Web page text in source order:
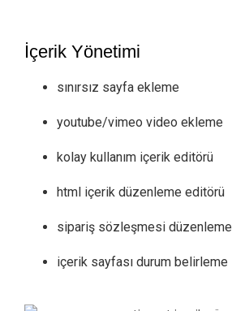
İçerik Yönetimi
sınırsız sayfa ekleme
youtube/vimeo video ekleme
kolay kullanım içerik editörü
html içerik düzenleme editörü
sipariş sözleşmesi düzenleme
içerik sayfası durum belirleme